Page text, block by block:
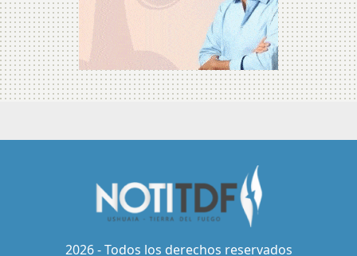
2026 - Todos los derechos reservados